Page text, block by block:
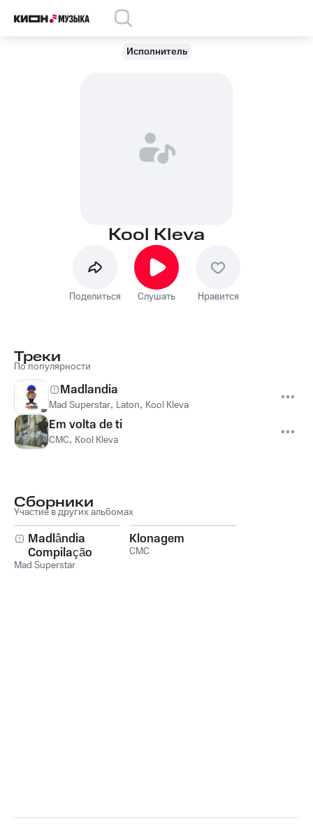
Исполнитель
Kool Kleva
Поделиться Слушать Нравится
Треки
По популярности
Madlandia
Mad Superstar, Laton, Kool Kleva
Em volta de ti
CMC, Kool Kleva
Сборники
Участие в других альбомах
Madlândia
Compilação
Mad Superstar
Klonagem
CMC